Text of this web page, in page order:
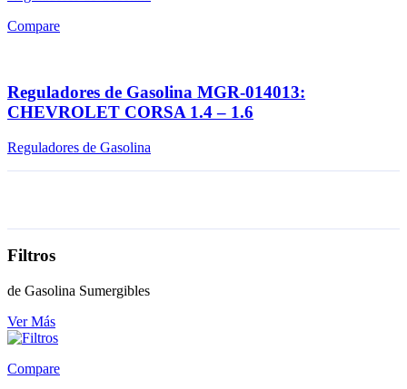
Compare
Reguladores de Gasolina MGR-014013:
CHEVROLET CORSA 1.4 – 1.6
Reguladores de Gasolina
Filtros
de Gasolina Sumergibles
Ver Más
Compare